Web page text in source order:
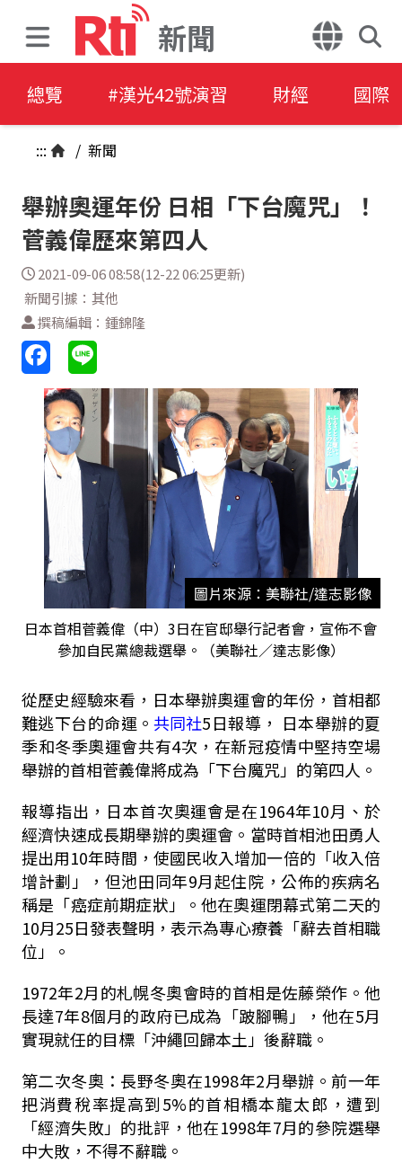
新聞
總覽 #漢光42號演習 財經 國際
::: / 新聞
舉辦奧運年份 日相「下台魔咒」！
菅義偉歷來第四人
2021-09-06 08:58(12-22 06:25更新)
新聞引據：其他
撰稿編輯：鍾錦隆
圖片來源：美聯社/達志影像
日本首相菅義偉（中）3日在官邸舉行記者會，宣佈不會
參加自民黨總裁選舉。（美聯社／達志影像）
從歷史經驗來看，日本舉辦奧運會的年份，首相都
難逃下台的命運。共同社5日報導， 日本舉辦的夏
季和冬季奧運會共有4次，在新冠疫情中堅持空場
舉辦的首相菅義偉將成為「下台魔咒」的第四人。
報導指出，日本首次奧運會是在1964年10月、於
經濟快速成長期舉辦的奧運會。當時首相池田勇人
提出用10年時間，使國民收入增加一倍的「收入倍
增計劃」，但池田同年9月起住院，公佈的疾病名
稱是「癌症前期症狀」。他在奧運閉幕式第二天的
10月25日發表聲明，表示為專心療養「辭去首相職
位」。
1972年2月的札幌冬奧會時的首相是佐藤榮作。他
長達7年8個月的政府已成為「跛腳鴨」，他在5月
實現就任的目標「沖繩回歸本土」後辭職。
第二次冬奧：長野冬奧在1998年2月舉辦。前一年
把消費稅率提高到5%的首相橋本龍太郎，遭到
「經濟失敗」的批評，他在1998年7月的參院選舉
中大敗，不得不辭職。